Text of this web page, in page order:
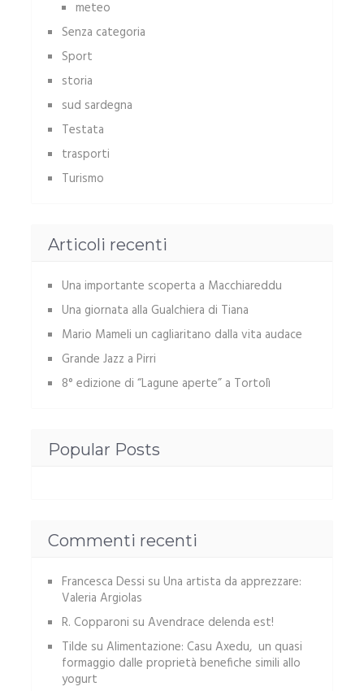
meteo
Senza categoria
Sport
storia
sud sardegna
Testata
trasporti
Turismo
Articoli recenti
Una importante scoperta a Macchiareddu
Una giornata alla Gualchiera di Tiana
Mario Mameli un cagliaritano dalla vita audace
Grande Jazz a Pirri
8° edizione di “Lagune aperte” a Tortolì
Popular Posts
Commenti recenti
Francesca Dessi su Una artista da apprezzare:
Valeria Argiolas
R. Copparoni su Avendrace delenda est!
Tilde su Alimentazione: Casu Axedu, un quasi
formaggio dalle proprietà benefiche simili allo
yogurt